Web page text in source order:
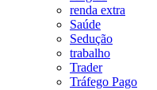
renda extra
Saúde
Sedução
trabalho
Trader
Tráfego Pago